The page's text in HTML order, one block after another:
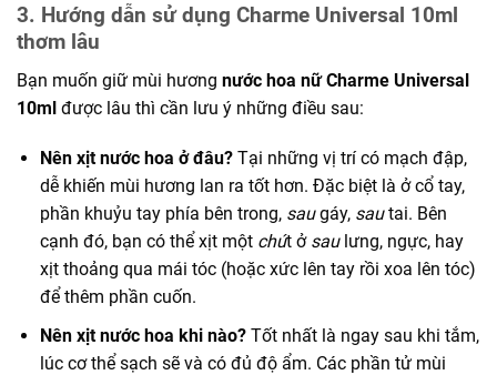
3. Hướng dẫn sử dụng Charme Universal 10ml
thơm lâu
Bạn muốn giữ mùi hương nước hoa nữ Charme Universal
10ml được lâu thì cần lưu ý những điều sau:
Nên xịt nước hoa ở đâu?Tại những vị trí có mạch đập,
dễ khiến mùi hương lan ra tốt hơn. Đặc biệt là ở cổ tay,
phần khuỷu tay phía bên trong, saugáy, sautai. Bên
cạnh đó, bạn có thể xịt một chút ở sau lưng, ngực, hay
xịt thoảng qua mái tóc (hoặc xức lên tay rồi xoa lên tóc)
để thêm phần cuốn.
Nên xịt nước hoa khi nào? Tốt nhất là ngay sau khi tắm,
lúc cơ thể sạch sẽ và có đủ độ ẩm. Các phần tử mùi